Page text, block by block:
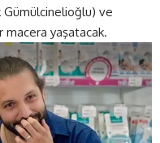
Gümülcinelioğlu) ve
macera yaşatacak.